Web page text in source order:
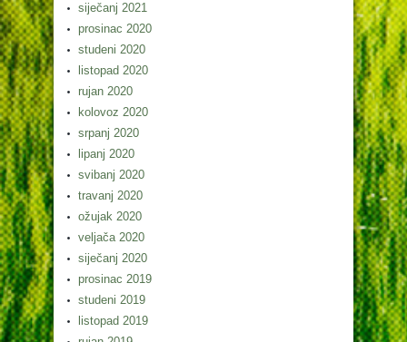
siječanj 2021
prosinac 2020
studeni 2020
listopad 2020
rujan 2020
kolovoz 2020
srpanj 2020
lipanj 2020
svibanj 2020
travanj 2020
ožujak 2020
veljača 2020
siječanj 2020
prosinac 2019
studeni 2019
listopad 2019